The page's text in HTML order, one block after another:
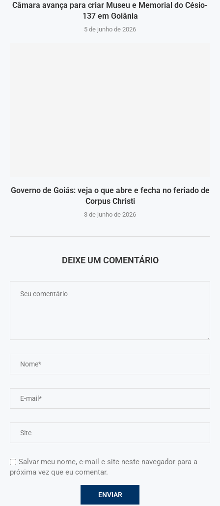
Câmara avança para criar Museu e Memorial do Césio-
137 em Goiânia
5 de junho de 2026
Governo de Goiás: veja o que abre e fecha no feriado de
Corpus Christi
3 de junho de 2026
DEIXE UM COMENTÁRIO
Salvar meu nome, e-mail e site neste navegador para a
próxima vez que eu comentar.